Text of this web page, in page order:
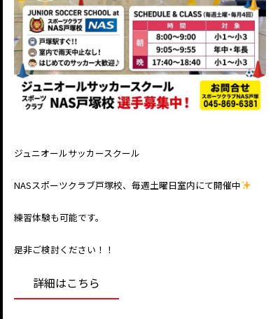
ジュニオールサッカースクール
NASスポーツクラブ戸塚校、毎週土曜日室内にて開催中
練習体験も可能です。
是非ご検討ください！！
詳細はこちら